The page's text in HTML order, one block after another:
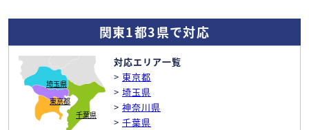
関東1都3県で対応
東京都
埼玉県
千葉県
対応エリア一覧
> 東京都
> 埼玉県
> 神奈川県
> 千葉県